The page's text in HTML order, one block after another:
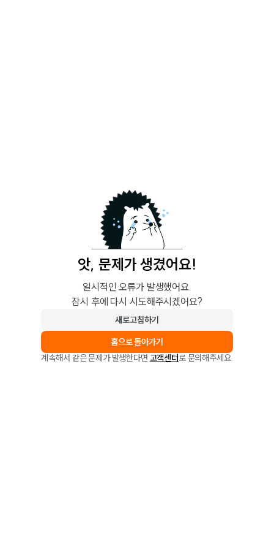
앗, 문제가 생겼어요!
일시적인 오류가 발생했어요.
잠시 후에 다시 시도해주시겠어요?
새로고침하기
홈으로 돌아가기
계속해서 같은 문제가 발생한다면 고객센터로 문의해주세요.